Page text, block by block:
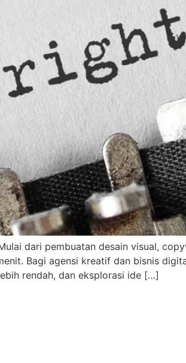
dari pembuatan desain visual,
Bagi agensi kreatif dan bisnis
rendah, dan eksplorasi ide […]